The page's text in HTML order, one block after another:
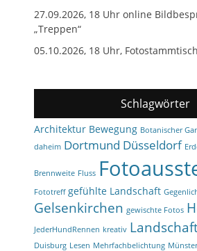
27.09.2026, 18 Uhr online
„Treppen“
05.10.2026, 18 Uhr,
Schlagwörter
Architektur Bewegung Botanischer
daheim Dortmund Düsseldorf
Brennweite Fluss
Fototreff gefühlte Landschaft
Gelsenkirchen gewischte Fotos
JederHundRennen kreativ
Duisburg Lesen Mehrfachbelichtung Münster